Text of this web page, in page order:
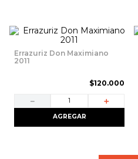
Errazuriz Don Maximiano
2011
$120.000
＋
－
AGREGAR